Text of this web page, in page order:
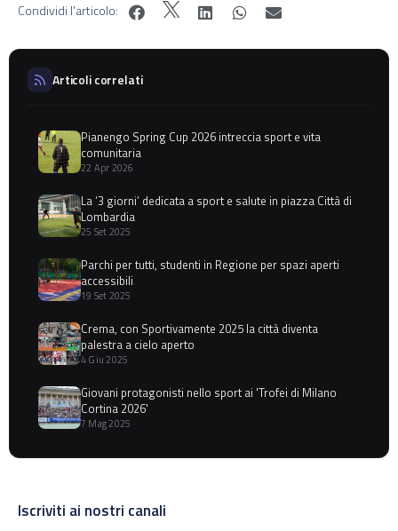
Condividi l'articolo:
Articoli correlati
Pianengo Spring Cup 2026 intreccia sport e vita
comunitaria
22 Apr 2026
La ‘3 giorni’ dedicata a sport e salute in piazza Città di
Lombardia
25 Set 2025
Parchi per tutti, studenti in Regione per spazi aperti
accessibili
19 Set 2025
Crema, con Sportivamente 2025 la città diventa
palestra a cielo aperto
4 Giu 2025
Giovani protagonisti nello sport ai 'Trofei di Milano
Cortina 2026'
7 Mag 2025
Iscriviti ai nostri canali